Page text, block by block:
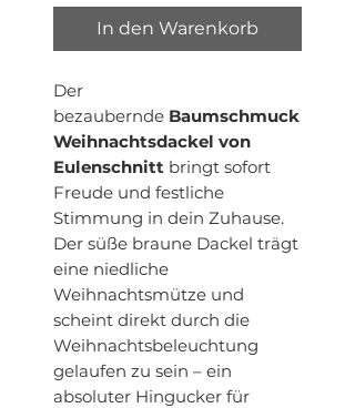
In den Warenkorb
Der
bezaubernde Baumschmuck
Weihnachtsdackel von
Eulenschnitt bringt sofort
Freude und festliche
Stimmung in dein Zuhause.
Der süße braune Dackel trägt
eine niedliche
Weihnachtsmütze und
scheint direkt durch die
Weihnachtsbeleuchtung
gelaufen zu sein – ein
absoluter Hingucker für